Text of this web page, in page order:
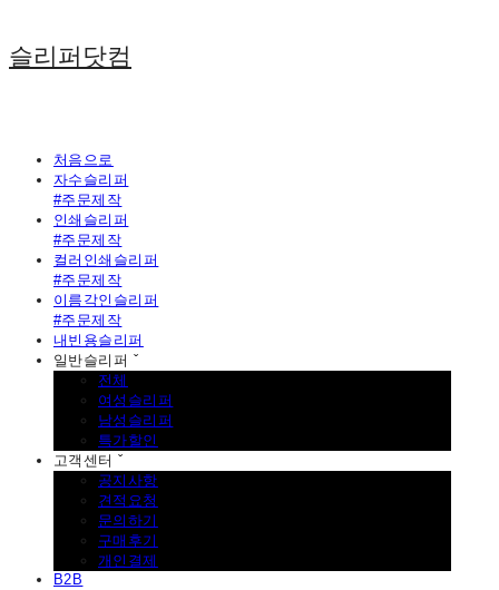
슬리퍼닷컴
처음으로
자수슬리퍼
#주문제작
인쇄슬리퍼
#주문제작
컬러인쇄슬리퍼
#주문제작
이름각인슬리퍼
#주문제작
내빈용슬리퍼
일반슬리퍼 ˇ
전체
여성슬리퍼
남성슬리퍼
특가할인
고객센터 ˇ
공지사항
견적요청
문의하기
구매후기
개인결제
B2B